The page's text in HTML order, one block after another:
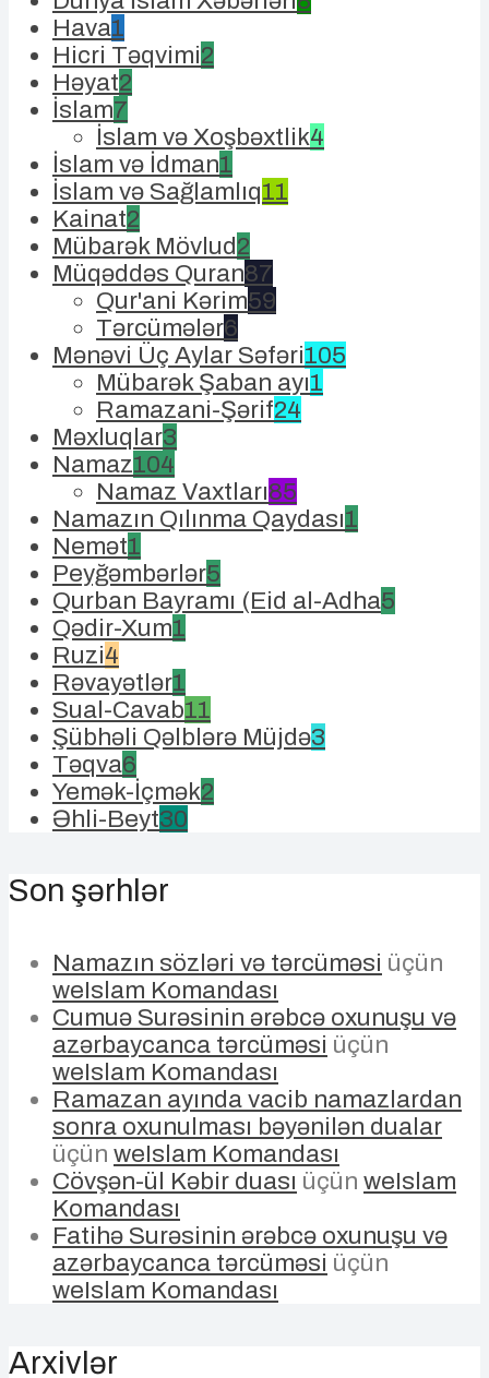
Hava1
Hicri Təqvimi2
Həyat2
İslam7
İslam və Xoşbəxtlik4
İslam və İdman1
İslam və Sağlamlıq11
Kainat2
Mübarək Mövlud2
Müqəddəs Quran87
Qur'ani Kərim59
Tərcümələr6
Mənəvi Üç Aylar Səfəri105
Mübarək Şaban ayı1
Ramazani-Şərif24
Məxluqlar3
Namaz104
Namaz Vaxtları85
Namazın Qılınma Qaydası1
Nemət1
Peyğəmbərlər5
Qurban Bayramı (Eid al-Adha5
Qədir-Xum1
Ruzi4
Rəvayətlər1
Sual-Cavab11
Şübhəli Qəlblərə Müjdə3
Təqva6
Yemək-İçmək2
Əhli-Beyt30
Son şərhlər
Namazın sözləri və tərcüməsi üçün
weIslam Komandası
Cumuə Surəsinin ərəbcə oxunuşu və
azərbaycanca tərcüməsi üçün
weIslam Komandası
Ramazan ayında vacib namazlardan
sonra oxunulması bəyənilən dualar
üçün weIslam Komandası
Cövşən-ül Kəbir duası üçün weIslam
Komandası
Fatihə Surəsinin ərəbcə oxunuşu və
azərbaycanca tərcüməsi üçün
weIslam Komandası
Arxivlər